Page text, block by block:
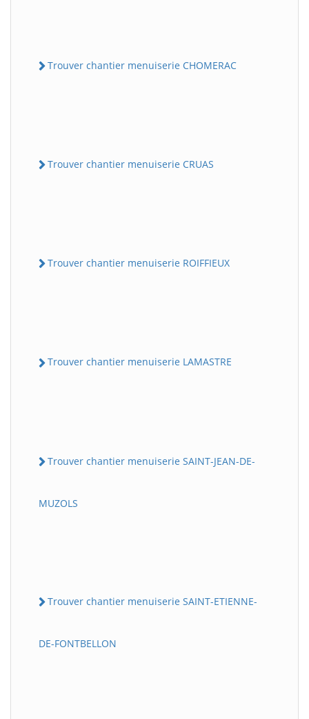
Trouver chantier menuiserie CHOMERAC
Trouver chantier menuiserie CRUAS
Trouver chantier menuiserie ROIFFIEUX
Trouver chantier menuiserie LAMASTRE
Trouver chantier menuiserie SAINT-JEAN-DE-
MUZOLS
Trouver chantier menuiserie SAINT-ETIENNE-
DE-FONTBELLON